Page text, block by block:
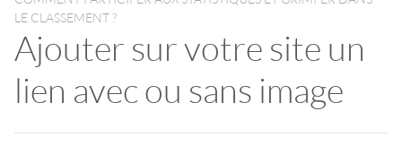
LE CLASSEMENT ?
Ajouter sur votre site un
lien avec ou sans image